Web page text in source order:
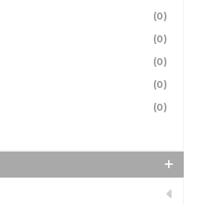
(0)
(0)
(0)
(0)
(0)